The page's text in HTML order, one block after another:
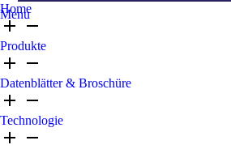
Menu
Home
Produkte
Datenblätter & Broschüre
Technologie